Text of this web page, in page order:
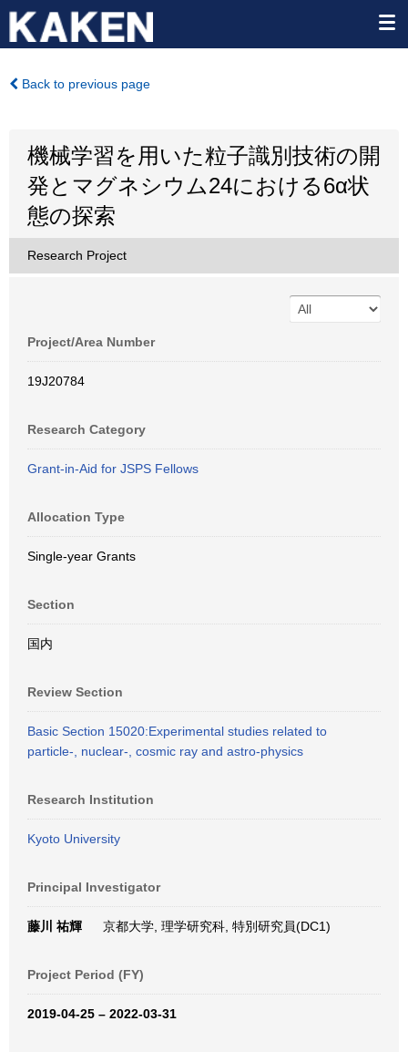
Back to previous page
機械学習を用いた粒子識別技術の開
発とマグネシウム24における6α状
態の探索
Research Project
Project/Area Number
19J20784
Research Category
Grant-in-Aid for JSPS Fellows
Allocation Type
Single-year Grants
Section
国内
Review Section
Basic Section 15020:Experimental studies related to
particle-, nuclear-, cosmic ray and astro-physics
Research Institution
Kyoto University
Principal Investigator
藤川 祐輝 京都大学, 理学研究科, 特別研究員(DC1)
Project Period (FY)
2019-04-25 – 2022-03-31